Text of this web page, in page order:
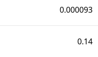
0.000093
0.14